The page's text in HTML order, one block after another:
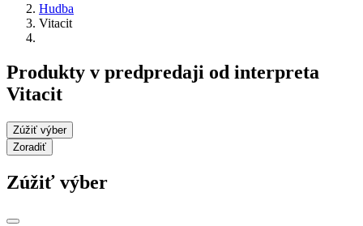
Hudba
Vitacit
Produkty v predpredaji od interpreta
Vitacit
Zúžiť výber
Zoradiť
Zúžiť výber